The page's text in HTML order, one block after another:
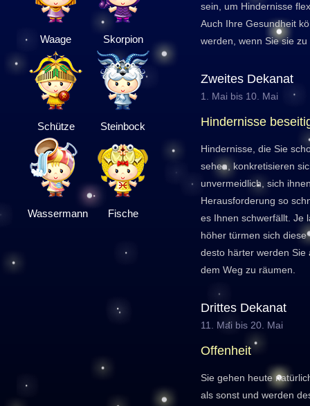
Waage Skorpion
Schütze Steinbock
Wassermann Fische
sein, um Hindernisse
Auch Ihre Gesundheit
werden, wenn Sie sie
Zweites Dekanat
1. Mai bis 10. Mai
Hindernisse
Hindernisse, die Sie
sehen, konkretisieren
unvermeidlich, sich
Herausforderung so
es Ihnen schwerfällt. Je
höher türmen sich
desto härter werden Sie
dem Weg zu räumen.
Drittes Dekanat
11. Mai bis 20. Mai
Offenheit
Sie gehen heute
als sonst und werden